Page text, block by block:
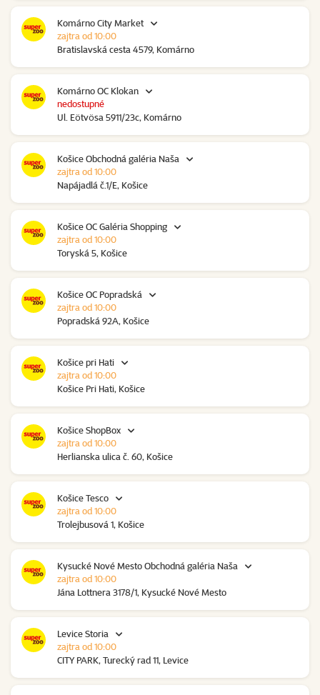
Komárno City Market
Bratislavská cesta 4579, Komárno
zajtra od 10:00
Komárno OC Klokan
Ul. Eötvösa 5911/23c, Komárno
nedostupné
Košice Obchodná galéria Naša
Napájadlá č.1/E, Košice
zajtra od 10:00
Košice OC Galéria Shopping
Toryská 5, Košice
zajtra od 10:00
Košice OC Popradská
Popradská 92A, Košice
zajtra od 10:00
Košice pri Hati
Košice Pri Hati, Košice
zajtra od 10:00
Košice ShopBox
Herlianska ulica č. 60, Košice
zajtra od 10:00
Košice Tesco
Trolejbusová 1, Košice
zajtra od 10:00
Kysucké Nové Mesto Obchodná galéria Naša
Jána Lottnera 3178/1, Kysucké Nové Mesto
zajtra od 10:00
Levice Storia
CITY PARK, Turecký rad 11, Levice
zajtra od 10:00